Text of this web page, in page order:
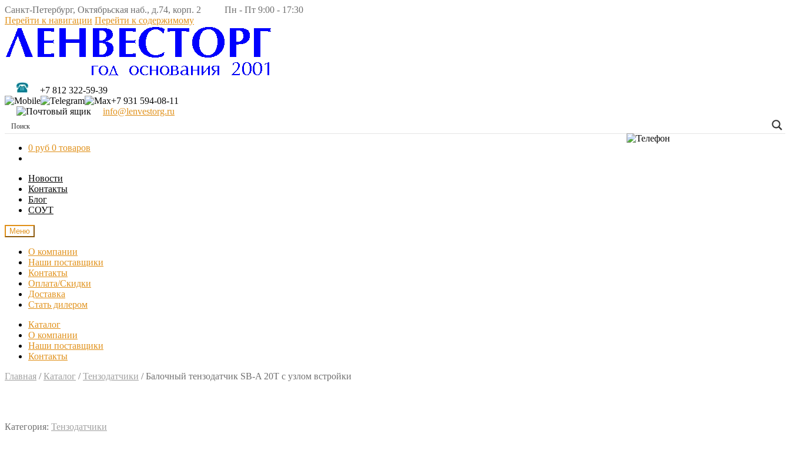
Санкт-Петербург, Октябрьская наб., д.74, корп. 2 Пн - Пт 9:00 - 17:30
Перейти к навигации Перейти к содержимому
+7 812 322-59-39
+7 931 594-08-11
info@lenvestorg.ru
0 руб 0 товаров
Новости
Контакты
Блог
СОУТ
Меню
О компании
Наши поставщики
Контакты
Оплата/Скидки
Доставка
Стать дилером
Каталог
О компании
Наши поставщики
Контакты
Главная / Каталог /Тензодатчики /Балочный тензодатчик SB-A 20T с узлом встройки
Категория: Тензодатчики